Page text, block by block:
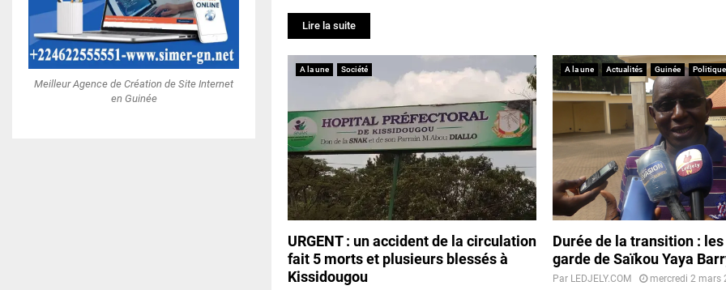
Lire la suite
A la une Société
URGENT : un accident de la circulation
fait 5 morts et plusieurs blessés à
Kissidougou
A la une Actualités Guinée Politique
Durée de la transition :
garde de Saïkou Yaya
Par LEDJELY.COM mercredi 2 mars
Meilleur Agence de Création de Site Internet
en Guinée